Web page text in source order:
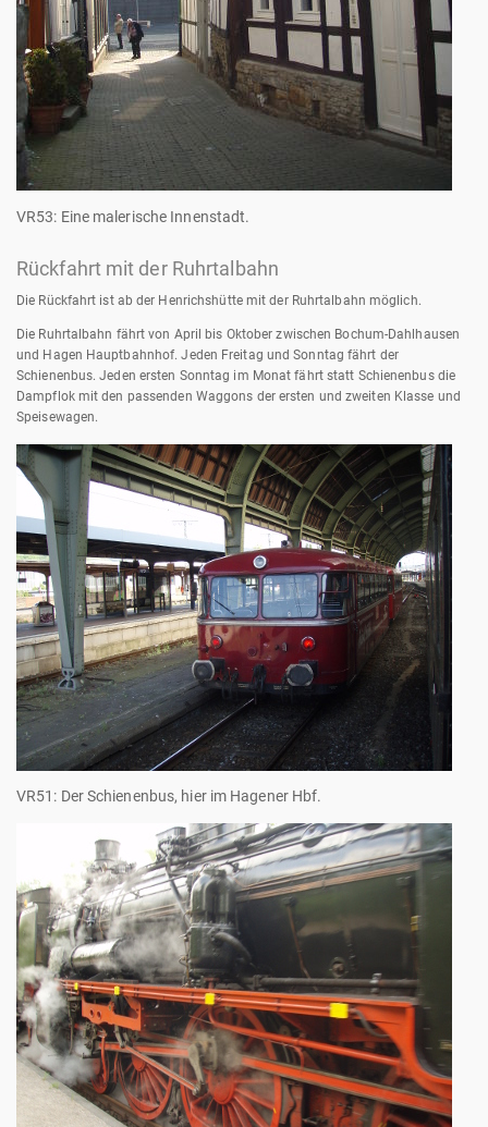
VR53: Eine malerische Innenstadt.
Rückfahrt mit der Ruhrtalbahn
Die Rückfahrt ist ab der Henrichshütte mit der Ruhrtalbahn möglich.
Die Ruhrtalbahn fährt von April bis Oktober zwischen Bochum-Dahlhausen
und Hagen Hauptbahnhof. Jeden Freitag und Sonntag fährt der
Schienenbus. Jeden ersten Sonntag im Monat fährt statt Schienenbus die
Dampflok mit den passenden Waggons der ersten und zweiten Klasse und
Speisewagen.
VR51: Der Schienenbus, hier im Hagener Hbf.